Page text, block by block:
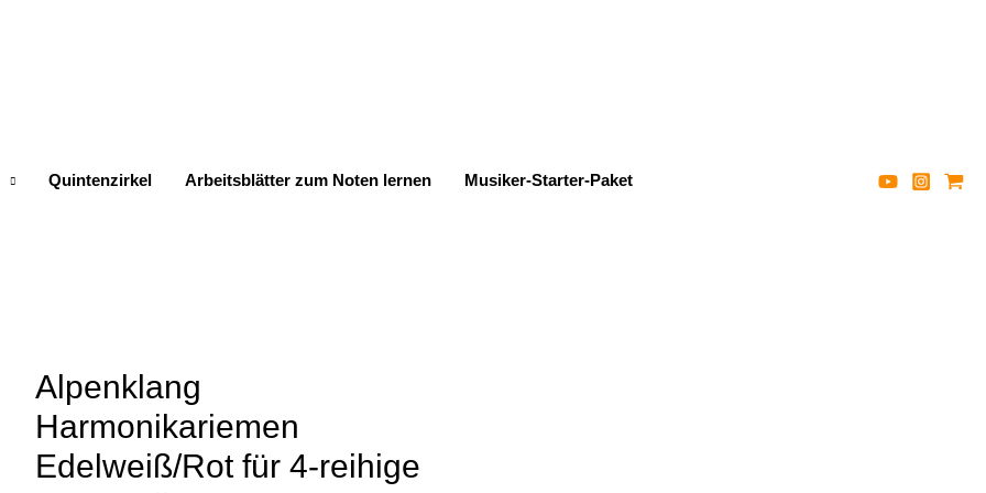
Quintenzirkel Arbeitsblätter zum Noten lernen Musiker-Starter-Paket
Alpenklang
Harmonikariemen
Edelweiß/Rot für 4-reihige